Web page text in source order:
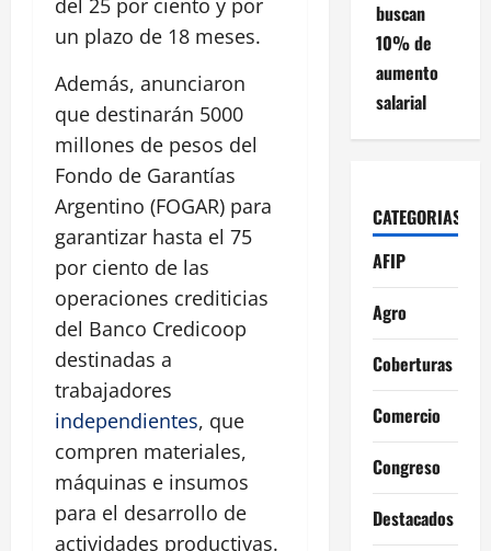
un plazo de 18 meses.
Además, anunciaron
que destinarán 5000
millones de pesos del
Fondo de Garantías
Argentino (FOGAR) para
garantizar hasta el 75
por ciento de las
operaciones crediticias
del Banco Credicoop
destinadas a
trabajadores
independientes, que
compren materiales,
máquinas e insumos
para el desarrollo de
actividades productivas.
buscan
10% de
aumento
salarial
CATEGORIAS
AFIP
Agro
Coberturas
Comercio
Congreso
Destacados